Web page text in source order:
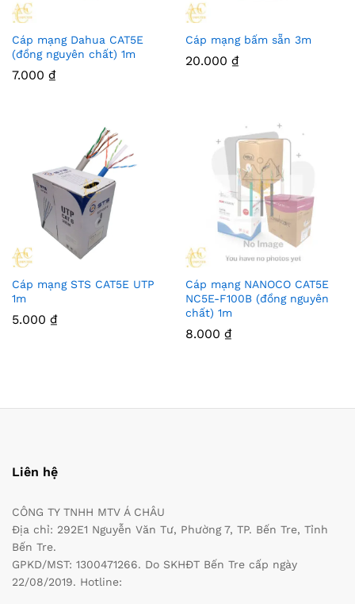
Cáp mạng Dahua CAT5E
(đồng nguyên chất) 1m
7.000 ₫
Cáp mạng bấm sẵn 3m
20.000 ₫
Cáp mạng STS CAT5E UTP
1m
5.000 ₫
Cáp mạng NANOCO CAT5E
NC5E-F100B (đồng nguyên
chất) 1m
8.000 ₫
Liên hệ
CÔNG TY TNHH MTV Á CHÂU
Địa chỉ: 292E1 Nguyễn Văn Tư, Phường 7, TP. Bến Tre, Tỉnh
Bến Tre.
GPKD/MST: 1300471266. Do SKHĐT Bến Tre cấp ngày
22/08/2019. Hotline: